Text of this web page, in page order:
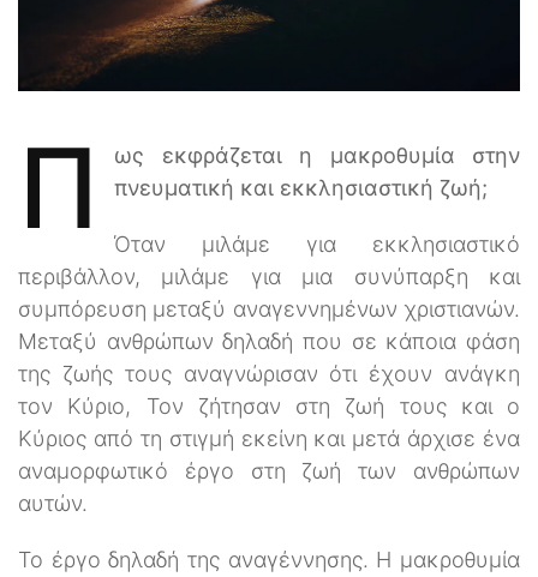
Π
ως εκφράζεται η μακροθυμία στην
πνευματική και εκκλησιαστική ζωή;
Όταν μιλάμε για εκκλησιαστικό
περιβάλλον, μιλάμε για μια συνύπαρξη και
συμπόρευση μεταξύ αναγεννημένων χριστιανών.
Μεταξύ ανθρώπων δηλαδή που σε κάποια φάση
της ζωής τους αναγνώρισαν ότι έχουν ανάγκη
τον Κύριο, Τον ζήτησαν στη ζωή τους και ο
Κύριος από τη στιγμή εκείνη και μετά άρχισε ένα
αναμορφωτικό έργο στη ζωή των ανθρώπων
αυτών.
Το έργο δηλαδή της αναγέννησης. Η μακροθυμία